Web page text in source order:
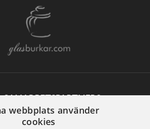
SAMARBETSPARTNERS
webbplats använder
cookies